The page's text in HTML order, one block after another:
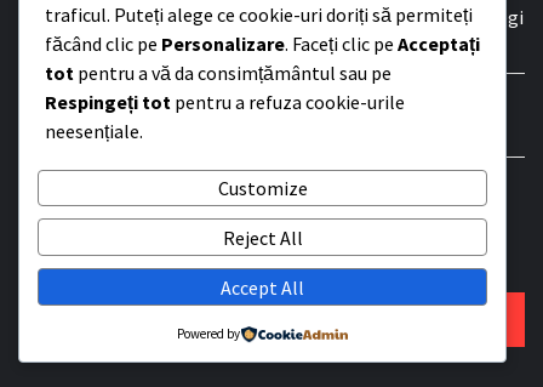
Haine originale premium pentru femei în România: cum alegi
elegant, inteligent și fără compromisuri
Alertă Google Zero-Day pentru 3,5 miliarde de utilizatori
Chrome – Atacuri în Desfășurare
AUR SUSȚINE CĂ A STRÂNS SEMNĂTURILE PENTRU
SUSPENDAREA PREȘEDINTELUI NICUȘOR DAN
traficul. Puteți alege ce cookie-uri doriți să permiteți
făcând clic pe Personalizare. Faceți clic pe Acceptați
tot pentru a vă da consimțământul sau pe
Respingeți tot pentru a refuza cookie-urile
neesențiale.
Customize
Reject All
Accept All
Powered by